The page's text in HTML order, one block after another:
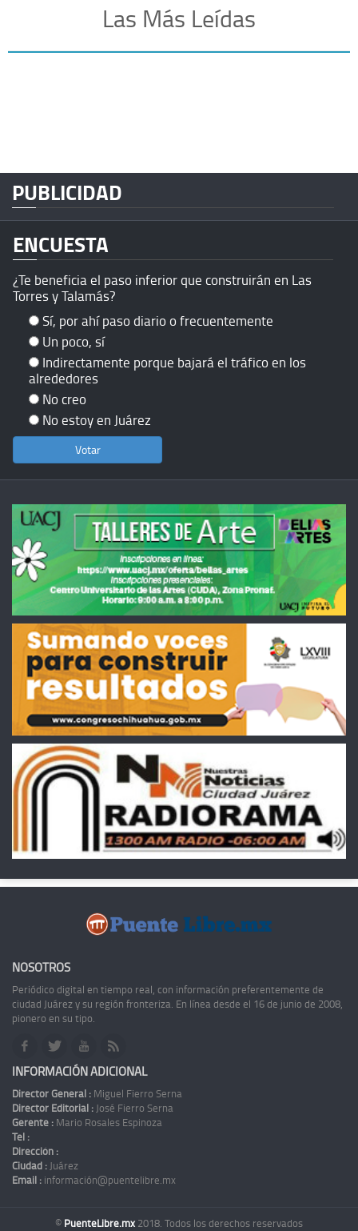
Las Más Leídas
PUBLICIDAD
ENCUESTA
¿Te beneficia el paso inferior que construirán en Las
Torres y Talamás?
Sí, por ahí paso diario o frecuentemente
Un poco, sí
Indirectamente porque bajará el tráfico en los
alrededores
No creo
No estoy en Juárez
NOSOTROS
Periódico digital en tiempo real, con información preferentemente de
ciudad Juárez y su región fronteriza. En línea desde el 16 de junio de 2008,
pionero en su tipo.
INFORMACIÓN ADICIONAL
Director General : Miguel Fierro Serna
Director Editorial : José Fierro Serna
Gerente : Mario Rosales Espinoza
Tel :
Dirección :
Ciudad : Juárez
Email : información@puentelibre.mx
© PuenteLibre.mx 2018. Todos los derechos reservados